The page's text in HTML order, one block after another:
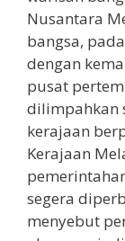
Nusantara
bangsa,
dengan
pusat
dilimpahkan
kerajaan
Kerajaan
segera
menyebut